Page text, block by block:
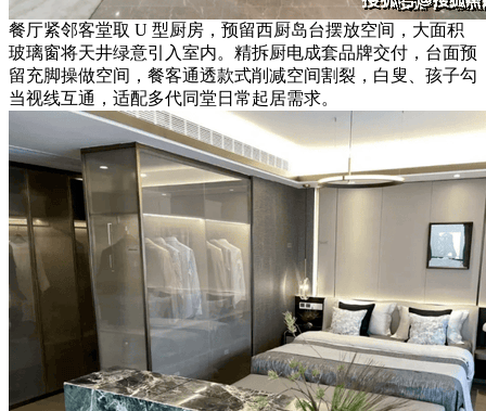
餐厅紧邻客堂取 U 型厨房，预留西厨岛台摆放空间，大面积
玻璃窗将天井绿意引入室内。精拆厨电成套品牌交付，台面预
留充脚操做空间，餐客通透款式削减空间割裂，白叟、孩子勾
当视线互通，适配多代同堂日常起居需求。